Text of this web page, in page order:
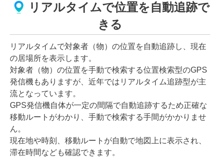
リアルタイムで位置を自動追跡で
きる
リアルタイムで対象者（物）の位置を自動追跡し、現在
の居場所を表示します。
対象者（物）の位置を手動で検索する位置検索型のGPS
発信機もありますが、近年ではリアルタイム追跡型が主
流となっています。
GPS発信機自体が一定の間隔で自動追跡するため正確な
移動ルートがわかり、手動で検索する手間がかかりませ
ん。
現在地や時刻、移動ルートが自動で地図上に表示され、
滞在時間なども確認できます。